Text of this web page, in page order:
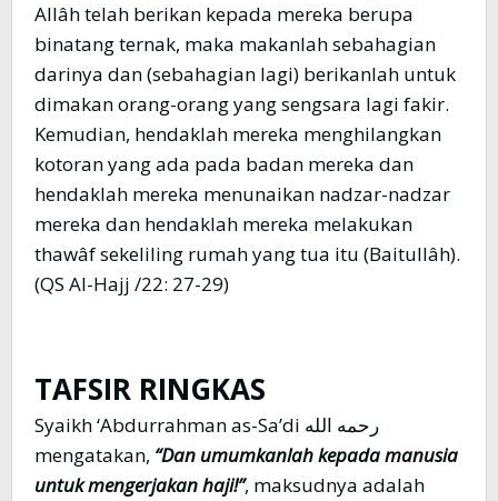
Allâh telah berikan kepada mereka berupa
binatang ternak, maka makanlah sebahagian
darinya dan (sebahagian lagi) berikanlah untuk
dimakan orang-orang yang sengsara lagi fakir.
Kemudian, hendaklah mereka menghilangkan
kotoran yang ada pada badan mereka dan
hendaklah mereka menunaikan nadzar-nadzar
mereka dan hendaklah mereka melakukan
thawâf sekeliling rumah yang tua itu (Baitullâh).
(QS Al-Hajj /22: 27-29)
TAFSIR RINGKAS
Syaikh ‘Abdurrahman as-Sa’di رحمه الله
mengatakan, “Dan umumkanlah kepada manusia
untuk mengerjakan haji!”, maksudnya adalah